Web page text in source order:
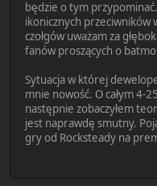
będzie o tym
ikonicznych przeciwników
czołgów uważam za
fanów proszących o
Sytuacja w której
mnie nowość. O całym 4-
następnie zobaczyłem
jest naprawdę smutny.
gry od Rocksteady na